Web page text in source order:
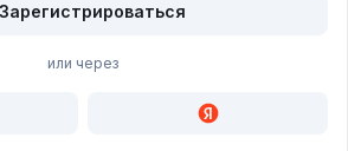
Зарегистрироваться
или через